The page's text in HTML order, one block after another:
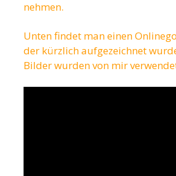
nehmen.
Unten findet man einen
der kürzlich aufgezeichnet
Bilder wurden von mir